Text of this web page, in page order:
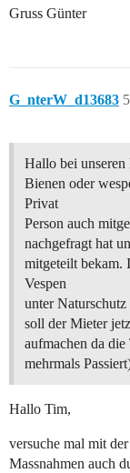
Gruss Günter
G_nterW_d13683 5
Hallo bei unseren
Bienen oder
Privat
Person auch
nachgefragt hat
mitgeteilt bekam.
Vespen
unter Naturschutz
soll der Mieter
aufmachen da
mehrmals
Hallo Tim,
versuche mal mit
Massnahmen auch